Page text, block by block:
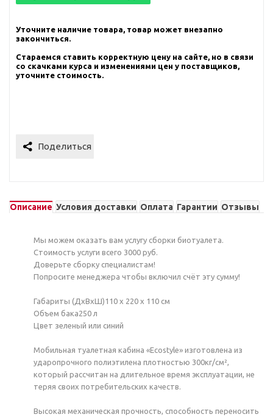
Уточните наличие товара, товар может внезапно
закончиться.
Стараемся ставить корректную цену на сайте, но в связи
со скачками курса и изменениями цен у поставщиков,
уточните стоимость.
Описание Условия доставки Оплата Гарантии Отзывы
Мы можем оказать вам услугу сборки биотуалета.
Стоимость услуги всего 3000 руб.
Доверьте сборку специалистам!
Попросите менеджера чтобы включил счёт эту сумму!
Габариты (ДхВхШ)110 x 220 x 110 см
Объем бака250 л
Цвет зеленый или синий
Мобильная туалетная кабина «Ecostyle» изготовлена из
ударопрочного полиэтилена плотностью 300кг/см²,
который рассчитан на длительное время эксплуатации, не
теряя своих потребительских качеств.
Высокая механическая прочность, способность переносить